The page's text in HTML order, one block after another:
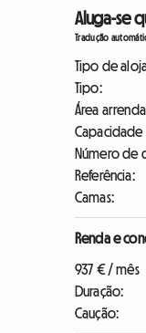
Aluga-se
Tradução
Tipo de
Tipo:
Área
Número de
Referência:
Camas:
Renda e
937 € / mês
Duração:
Caução: